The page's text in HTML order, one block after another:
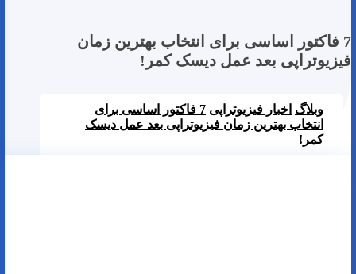
7 فاکتور اساسی برای انتخاب بهترین زمان
فیزیوتراپی بعد عمل دیسک کمر!
وبلاگ اخبار فیزیوتراپی
7 فاکتور اساسی برای
انتخاب بهترین زمان فیزیوتراپی بعد عمل دیسک
کمر!